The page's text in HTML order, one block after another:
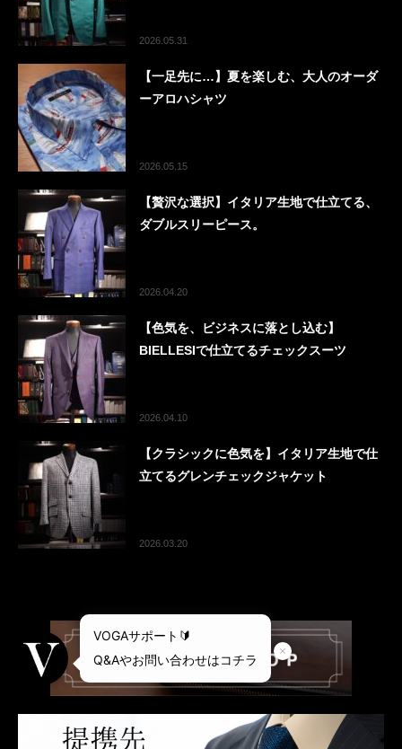
2026.05.31
【一足先に…】夏を楽しむ、大人のオーダ
ーアロハシャツ
2026.05.15
【贅沢な選択】イタリア生地で仕立てる、
ダブルスリーピース。
2026.04.20
【色気を、ビジネスに落とし込む】
BIELLESIで仕立てるチェックスーツ
2026.04.10
【クラシックに色気を】イタリア生地で仕
立てるグレンチェックジャケット
2026.03.20